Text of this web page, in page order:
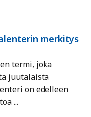
merkitys
termi, joka
juutalaista
on edelleen
...